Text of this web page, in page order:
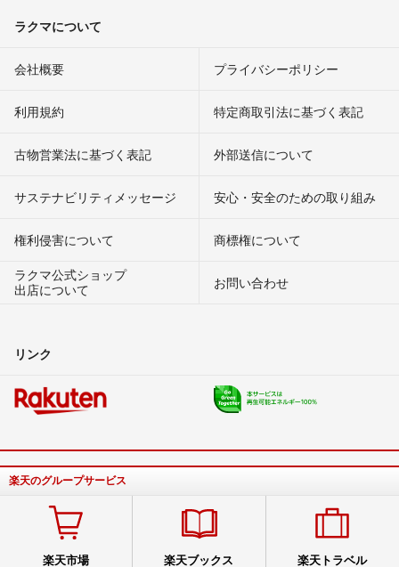
ラクマについて
会社概要 プライバシーポリシー
利用規約 特定商取引法に基づく表記
古物営業法に基づく表記 外部送信について
サステナビリティメッセージ 安心・安全のための取り組み
権利侵害について
商標権について
ラクマ公式ショップ
出店について
お問い合わせ
リンク
楽天のグループサービス
楽天市場 楽天ブックス 楽天トラベル